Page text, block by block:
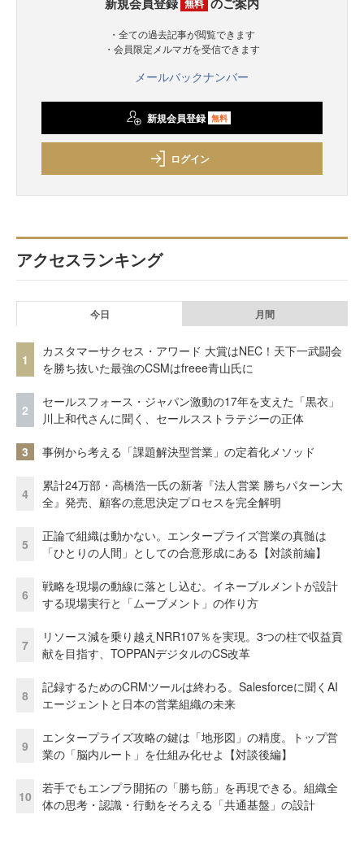
無料
・全ての過去記事が閲覧できます
・会員限定メルマガを受信できます
メールバックナンバー
新規会員登録 無料
ログイン
アクセスランキング
今日 月間
1
カスタマーサクセス・アワード 大賞はNEC！天下一武闘会
を勝ち抜いた最強のCSMはfreee青山氏に
2
セールスフォース・ジャパン激動の17年を支えた「黒衣」
川上和代さんに聞く、セールスストラテジーの正体
3 事例から考える「課題解決型営業」の定着化メソッド
4
累計24万部・高橋浩一氏の新著『法人営業 勝ちパターン大
全』発売、顧客の意思決定プロセスを完全解明
5
正論で組織は動かない。エンタープライズ営業の真髄は
「ひとりの人間」としての合意形成にある【対談前編】
6
戦略を現場の動線に落とし込む。イネーブルメントが設計
する現場実行と「ムーブメント」の作り方
7
リソース減を乗り越えNRR107％を実現。3つの柱で収益貢
献を目指す、TOPPANデジタルのCS改革
8
記録するためのCRMツールは終わる。Salesforceに聞くAI
エージェントと日本の営業組織の未来
9
エンタープライズ攻略の鍵は「地形図」の精度。トップ営
業の「脳内ルート」を仕組み化せよ【対談後編】
10
若手でもエンプラ開拓の「勝ち筋」を再現できる。組織全
体の思考・認識・行動をそろえる「共通基盤」の設計